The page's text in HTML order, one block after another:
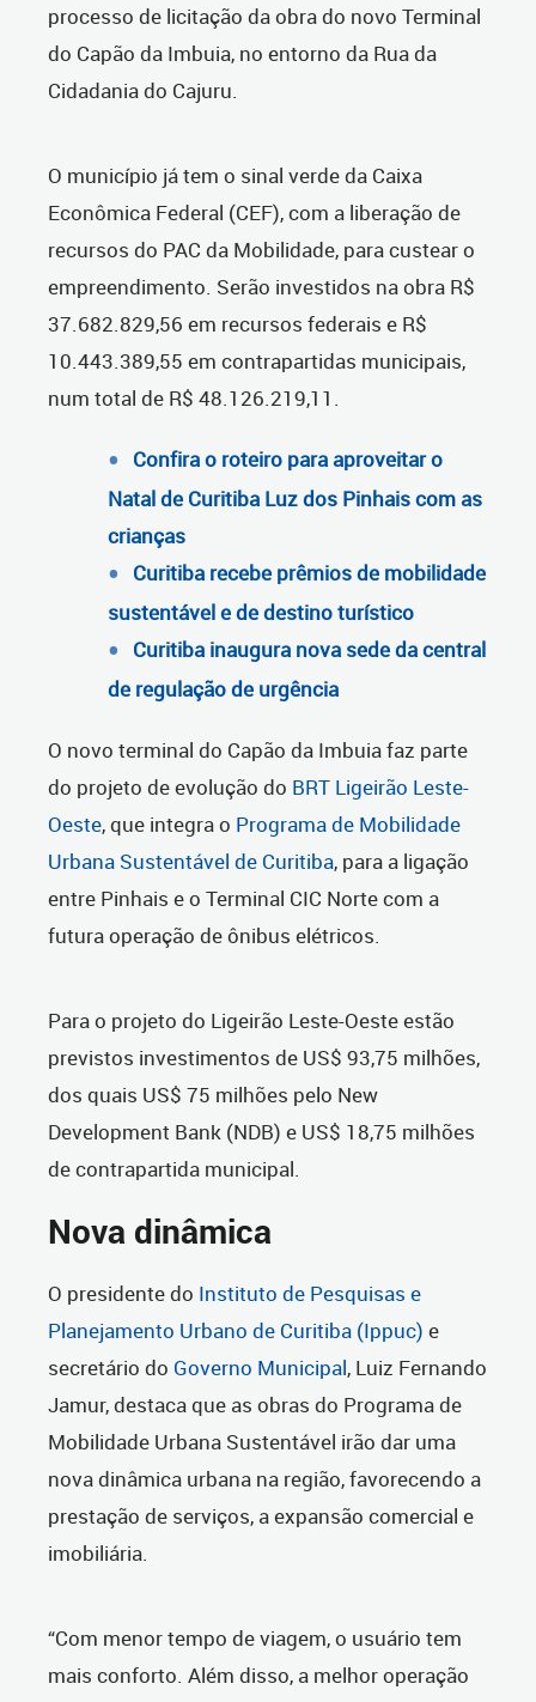
processo de licitação da obra do novo Terminal
do Capão da Imbuia, no entorno da Rua da
Cidadania do Cajuru.
O município já tem o sinal verde da Caixa
Econômica Federal (CEF), com a liberação de
recursos do PAC da Mobilidade, para custear o
empreendimento. Serão investidos na obra R$
37.682.829,56 em recursos federais e R$
10.443.389,55 em contrapartidas municipais,
num total de R$ 48.126.219,11.
Confira o roteiro para aproveitar o
Natal de Curitiba Luz dos Pinhais com as
crianças
Curitiba recebe prêmios de mobilidade
sustentável e de destino turístico
Curitiba inaugura nova sede da central
de regulação de urgência
O novo terminal do Capão da Imbuia faz parte
do projeto de evolução do BRT Ligeirão Leste-
Oeste, que integra o Programa de Mobilidade
Urbana Sustentável de Curitiba, para a ligação
entre Pinhais e o Terminal CIC Norte com a
futura operação de ônibus elétricos.
Para o projeto do Ligeirão Leste-Oeste estão
previstos investimentos de US$ 93,75 milhões,
dos quais US$ 75 milhões pelo New
Development Bank (NDB) e US$ 18,75 milhões
de contrapartida municipal.
Nova dinâmica
O presidente do Instituto de Pesquisas e
Planejamento Urbano de Curitiba (Ippuc) e
secretário do Governo Municipal, Luiz Fernando
Jamur, destaca que as obras do Programa de
Mobilidade Urbana Sustentável irão dar uma
nova dinâmica urbana na região, favorecendo a
prestação de serviços, a expansão comercial e
imobiliária.
“Com menor tempo de viagem, o usuário tem
mais conforto. Além disso, a melhor operação